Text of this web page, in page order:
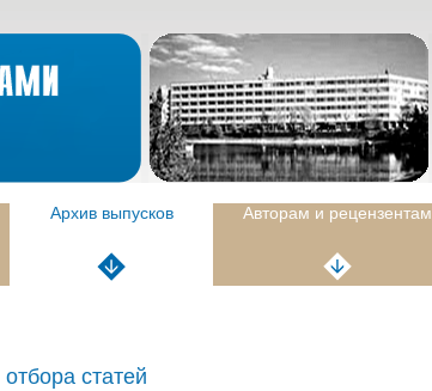
Архив выпусков Авторам и рецензентам
статей